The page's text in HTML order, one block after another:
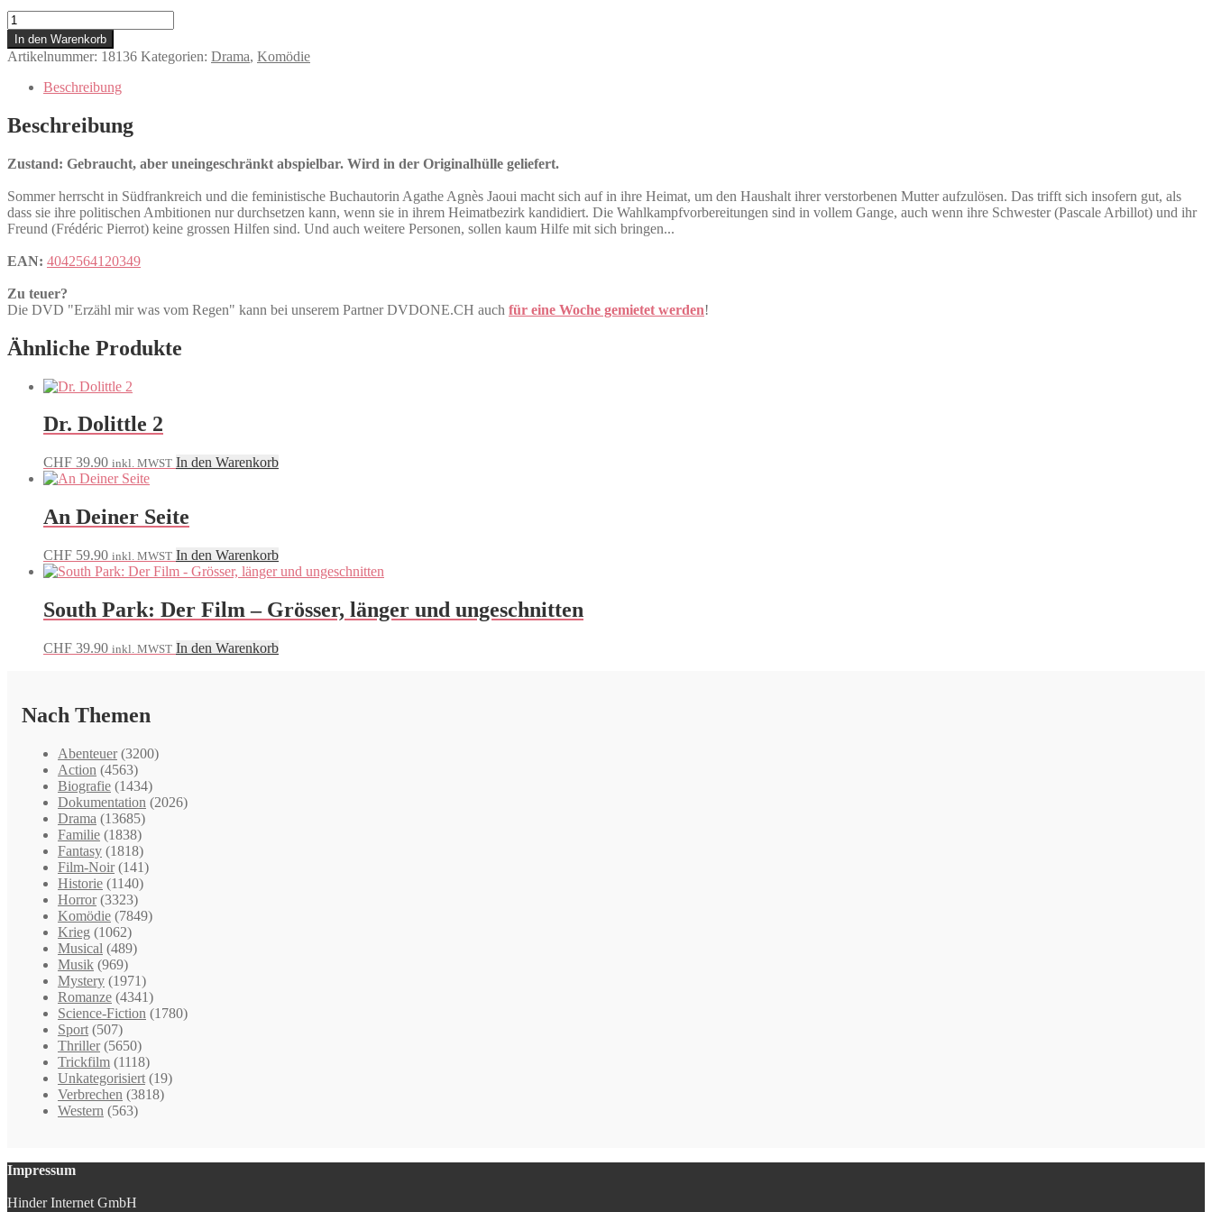
Erzähl
mir
was
vom
Regen
Menge
In den Warenkorb
Artikelnummer: 18136 Kategorien: Drama, Komödie
Beschreibung
Beschreibung
Zustand: Gebraucht, aber uneingeschränkt abspielbar. Wird in der Originalhülle geliefert.
Sommer herrscht in Südfrankreich und die feministische Buchautorin Agathe Agnès Jaoui macht sich auf in ihre Heimat, um den Haushalt ihrer verstorbenen Mutter aufzulösen. Das trifft sich insofern gut, als
dass sie ihre politischen Ambitionen nur durchsetzen kann, wenn sie in ihrem Heimatbezirk kandidiert. Die Wahlkampfvorbereitungen sind in vollem Gange, auch wenn ihre Schwester (Pascale Arbillot) und ihr
Freund (Frédéric Pierrot) keine grossen Hilfen sind. Und auch weitere Personen, sollen kaum Hilfe mit sich bringen...
EAN: 4042564120349
Zu teuer?
Die DVD "Erzähl mir was vom Regen" kann bei unserem Partner DVDONE.CH auch für eine Woche gemietet werden!
Ähnliche Produkte
Dr. Dolittle 2
CHF 39.90 inkl. MWST In den Warenkorb
An Deiner Seite
CHF 59.90 inkl. MWST In den Warenkorb
South Park: Der Film – Grösser, länger und ungeschnitten
CHF 39.90 inkl. MWST In den Warenkorb
Nach Themen
Abenteuer (3200)
Action (4563)
Biografie (1434)
Dokumentation (2026)
Drama (13685)
Familie (1838)
Fantasy (1818)
Film-Noir (141)
Historie (1140)
Horror (3323)
Komödie (7849)
Krieg (1062)
Musical (489)
Musik (969)
Mystery (1971)
Romanze (4341)
Science-Fiction (1780)
Sport (507)
Thriller (5650)
Trickfilm (1118)
Unkategorisiert (19)
Verbrechen (3818)
Western (563)
Impressum
Hinder Internet GmbH